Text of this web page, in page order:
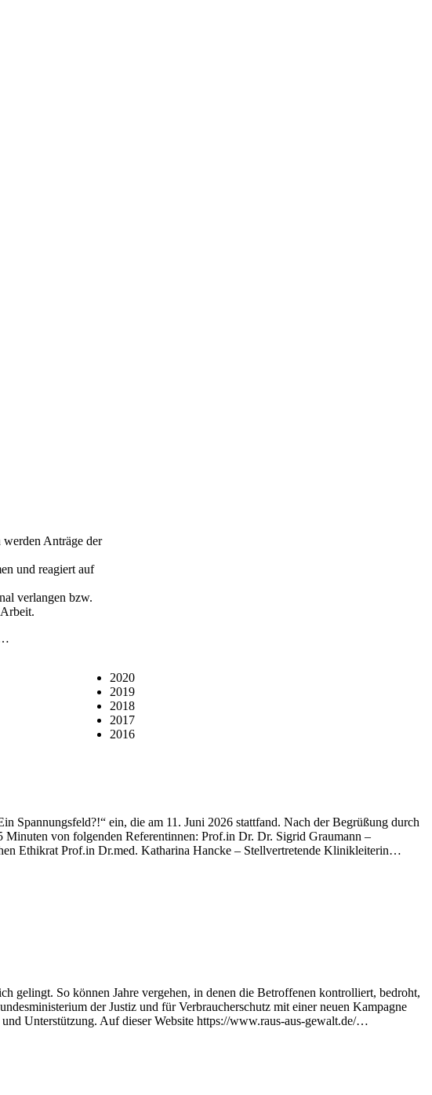
Anträge der
und reagiert auf
verlangen bzw.
…
2020
2019
2018
2017
2016
Spannungsfeld?!“ ein, die am 11. Juni 2026 stattfand. Nach der Begrüßung durch
Minuten von folgenden Referentinnen: Prof.in Dr. Dr. Sigrid Graumann –
Ethikrat Prof.in Dr.med. Katharina Hancke – Stellvertretende Klinikleiterin…
gelingt. So können Jahre vergehen, in denen die Betroffenen kontrolliert, bedroht,
der Justiz und für Verbraucherschutz mit einer neuen Kampagne
Unterstützung. Auf dieser Website https://www.raus-aus-gewalt.de/…